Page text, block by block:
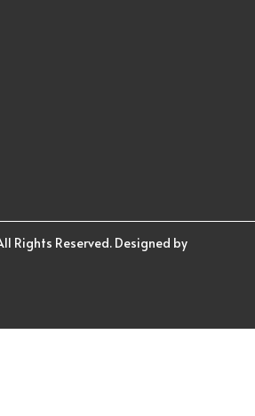
Rights Reserved. Designed by